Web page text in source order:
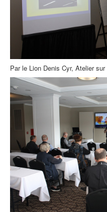
Par le Lion Denis Cyr, Atelier